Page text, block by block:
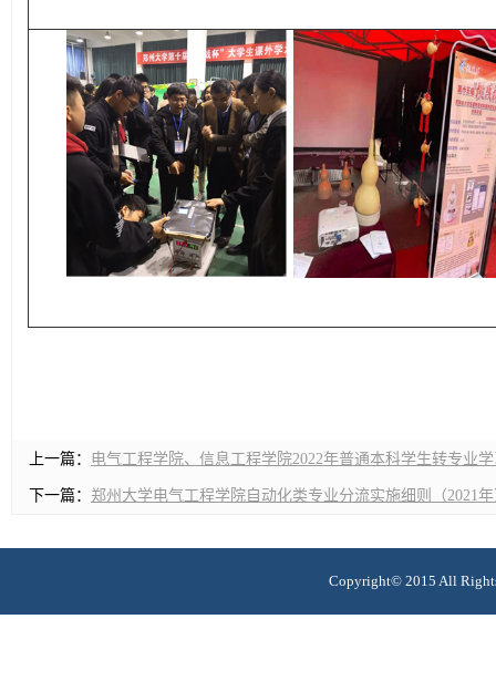
上一篇： 电气工程学院、信息工程学院2022年普通本科学生转专业
下一篇： 郑州大学电气工程学院自动化类专业分流实施细则（2021
Copyright© 2015 All